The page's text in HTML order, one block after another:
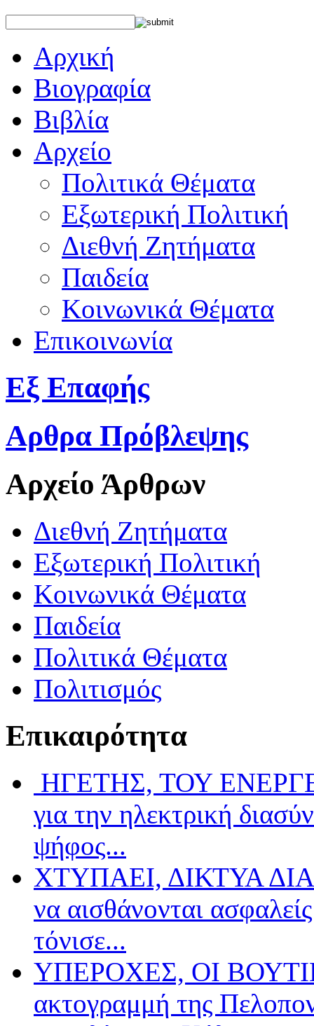
Αρχική
Βιογραφία
Βιβλία
Αρχείο
Πολιτικά Θέματα
Εξωτερική Πολιτική
Διεθνή Ζητήματα
Παιδεία
Κοινωνικά Θέματα
Επικοινωνία
Εξ Επαφής
Αρθρα Πρόβλεψης
Αρχείο Άρθρων
Διεθνή Ζητήματα
Εξωτερική Πολιτική
Κοινωνικά Θέματα
Παιδεία
Πολιτικά Θέματα
Πολιτισμός
Επικαιρότητα
ΗΓΕΤΗΣ, ΤΟΥ
για την ηλεκτρική
ψήφος...
ΧΤΥΠΑΕΙ, ΔΙΚΤΥΑ
να αισθάνονται
τόνισε...
ΥΠΕΡΟΧΕΣ, ΟΙ
ακτογραμμή της